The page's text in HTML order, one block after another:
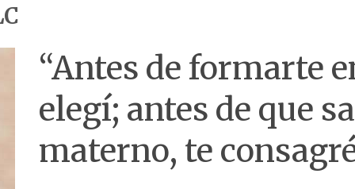
“Antes de formarte
elegí; antes de que
materno, te